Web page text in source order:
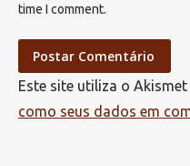
time I comment.
Postar Comentário
Este site utiliza o
como seus dados em